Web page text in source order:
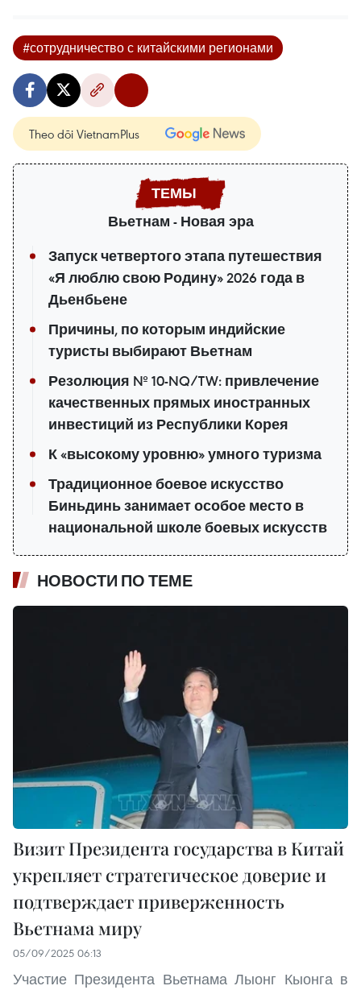
#сотрудничество с китайскими регионами
Theo dõi VietnamPlus
Вьетнам - Новая эра
Запуск четвертого этапа путешествия
«Я люблю свою Родину» 2026 года в
Дьенбьене
Причины, по которым индийские
туристы выбирают Вьетнам
Резолюция № 10-NQ/TW: привлечение
качественных прямых иностранных
инвестиций из Республики Корея
К «высокому уровню» умного туризма
Традиционное боевое искусство
Биньдинь занимает особое место в
национальной школе боевых искусств
НОВОСТИ ПО ТЕМЕ
Визит Президента государства в Китай
укрепляет стратегическое доверие и
подтверждает приверженность
Вьетнама миру
05/09/2025 06:13
Участие Президента Вьетнама Лыонг Кыонга в